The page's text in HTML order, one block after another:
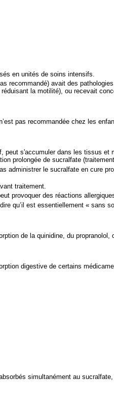
en unités de soins intensifs.
recommandé) avait des
la motilité), ou recevait
pas recommandée chez les
s'accumuler dans les tissus
prolongée de sucralfate
administrer le sucralfate en cure
traitement.
provoquer des réactions
qu’il est essentiellement « sans
de la quinidine, du propranolol,
digestive de certains
simultanément au